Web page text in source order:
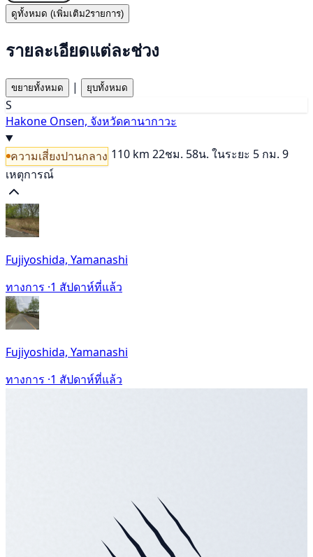
ดูทั้งหมด (เพิ่มเติม2รายการ)
รายละเอียดแต่ละช่วง
ขยายทั้งหมด | ยุบทั้งหมด
S
Hakone Onsen, จังหวัดคานากาวะ
ความเสี่ยงปานกลาง 110 km 22ชม. 58น. ในระยะ 5 กม. 9
เหตุการณ์
Fujiyoshida, Yamanashi
ทางการ ·1 สัปดาห์ที่แล้ว
Fujiyoshida, Yamanashi
ทางการ ·1 สัปดาห์ที่แล้ว